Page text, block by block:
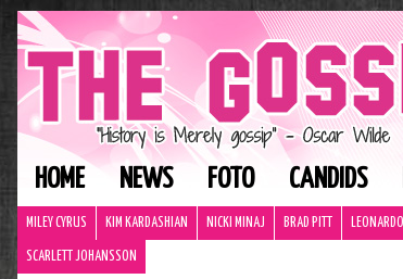
HOME NEWS FOTO CANDIDS
MILEY CYRUS KIM KARDASHIAN NICKI MINAJ BRAD PITT
SCARLETT JOHANSSON